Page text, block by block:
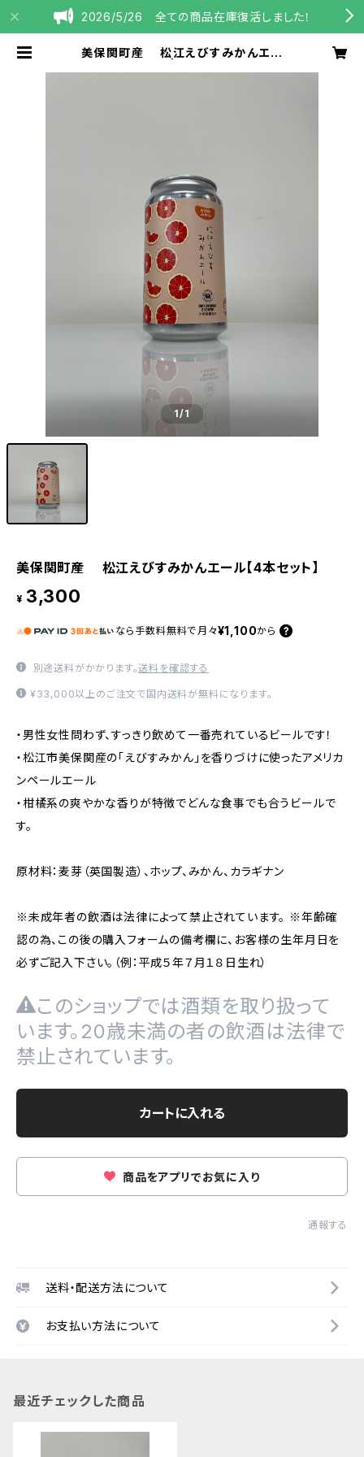
2026/5/26 全ての商品在庫復活しました！
美保関町産 松江えびすみかんエー
1/1
美保関町産 松江えびすみかんエール【4本セット】
¥ 3,300
なら 手数料無料で 月々¥1,100から
別途送料がかかります。送料を確認する
¥33,000以上のご注文で国内送料が無料になります。
・男性女性問わず、すっきり飲めて一番売れているビールです！
・松江市美保関産の「えびすみかん」を香りづけに使ったアメリカ
ンペールエール
・柑橘系の爽やかな香りが特徴でどんな食事でも合うビールで
す。
原材料：麦芽（英国製造）、ホップ、みかん、カラギナン
※未成年者の飲酒は法律によって禁止されています。 ※年齢確
認の為、この後の購入フォームの備考欄に、お客様の生年月日を
必ずご記入下さい。（例：平成５年７月１８日生れ）
このショップでは酒類を取り扱って
います。20歳未満の者の飲酒は法律で
禁止されています。
カートに入れる
商品をアプリでお気に入り
通報する
送料・配送方法について
お支払い方法について
最近チェックした商品